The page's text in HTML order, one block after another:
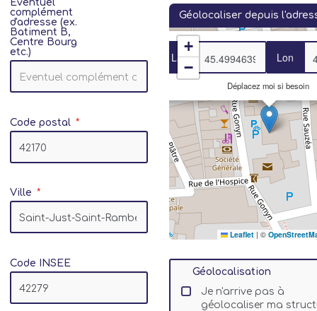
Eventuel
complément
d'adresse (ex.
Batiment B,
Centre Bourg
etc.)
Code postal
Ville
Code INSEE
Géolocaliser depuis
Lat Lon
Déplacez moi si besoin
+
−
Leaflet | ©
Géolocalisation
Je n'arrive pas à
géolocaliser ma